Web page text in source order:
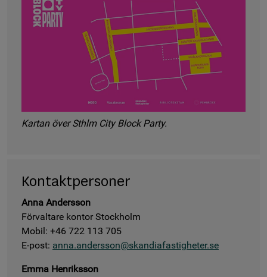
Kartan över Sthlm City Block Party.
Kontaktpersoner
Anna Andersson
Förvaltare kontor Stockholm
Mobil: +46 722 113 705
E-post: anna.andersson@skandiafastigheter.se
Emma Henriksson